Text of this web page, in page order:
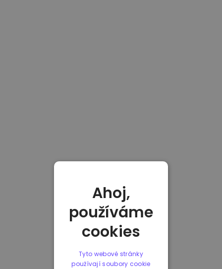
Ahoj,
používáme
cookies
Tyto webové stránky
používají soubory cookie